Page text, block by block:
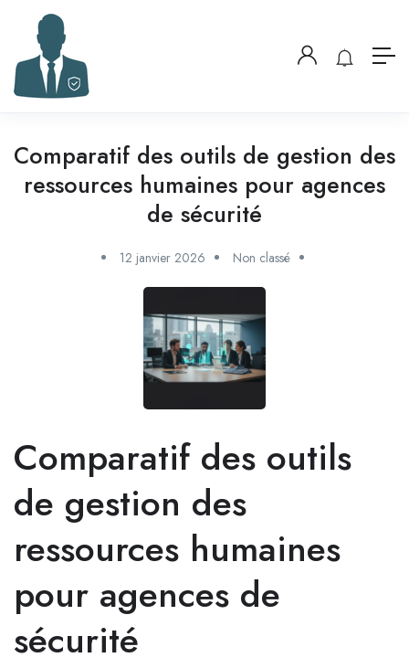
Comparatif des outils de gestion des
ressources humaines pour agences
de sécurité
12 janvier 2026 Non classé
Comparatif des outils
de gestion des
ressources humaines
pour agences de
sécurité